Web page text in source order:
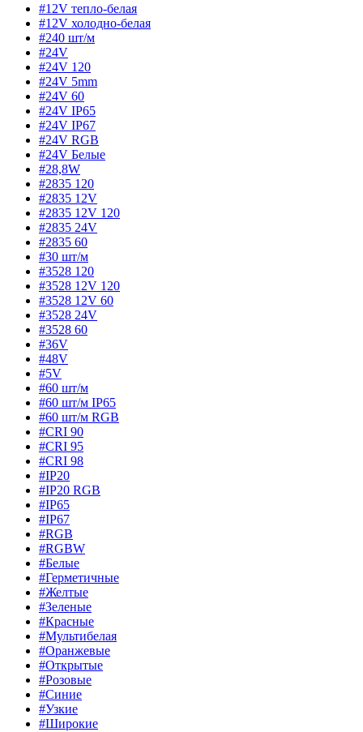
#12V тепло-белая
#12V холодно-белая
#240 шт/м
#24V
#24V 120
#24V 5mm
#24V 60
#24V IP65
#24V IP67
#24V RGB
#24V Белые
#28,8W
#2835 120
#2835 12V
#2835 12V 120
#2835 24V
#2835 60
#30 шт/м
#3528 120
#3528 12V 120
#3528 12V 60
#3528 24V
#3528 60
#36V
#48V
#5V
#60 шт/м
#60 шт/м IP65
#60 шт/м RGB
#CRI 90
#CRI 95
#CRI 98
#IP20
#IP20 RGB
#IP65
#IP67
#RGB
#RGBW
#Белые
#Герметичные
#Желтые
#Зеленые
#Красные
#Мультибелая
#Оранжевые
#Открытые
#Розовые
#Синие
#Узкие
#Широкие